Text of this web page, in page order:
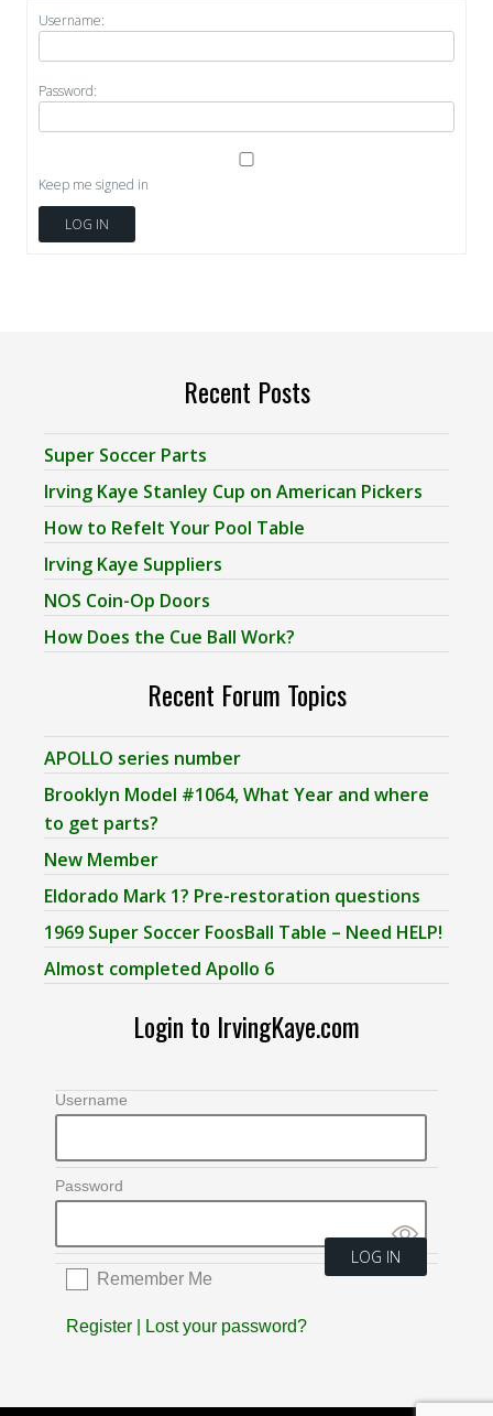
Username:
Password:
Keep me signed in
LOG IN
Recent Posts
Super Soccer Parts
Irving Kaye Stanley Cup on American Pickers
How to Refelt Your Pool Table
Irving Kaye Suppliers
NOS Coin-Op Doors
How Does the Cue Ball Work?
Recent Forum Topics
APOLLO series number
Brooklyn Model #1064, What Year and where
to get parts?
New Member
Eldorado Mark 1? Pre-restoration questions
1969 Super Soccer FoosBall Table – Need HELP!
Almost completed Apollo 6
Login to IrvingKaye.com
Username
Password
Remember Me
Register Lost your password?